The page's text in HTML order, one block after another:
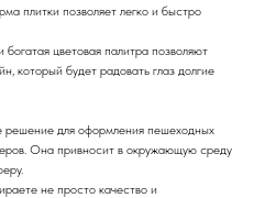
плитки позволяет легко и быстро
цветовая палитра позволяют
который будет радовать глаз долгие
решение для оформления пешеходных
Она привносит в окружающую среду
не просто качество и